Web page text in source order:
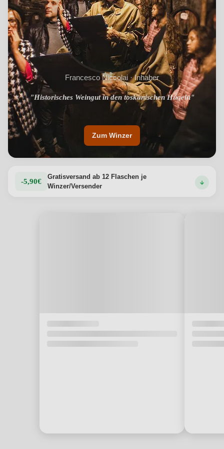
jedem Glas die authentische Seele der toskanischen
Landschaft widerspiegelt.
Produktdetails anzeigen →
Francesco Niccolai · Inhaber
"Historisches Weingut in den toskanischen Hügeln"
"Preisgekrönte Weine aus alten Rebsorten"
Zum Winzer
-5,90€
Gratisversand ab 12 Flaschen je
Winzer/Versender